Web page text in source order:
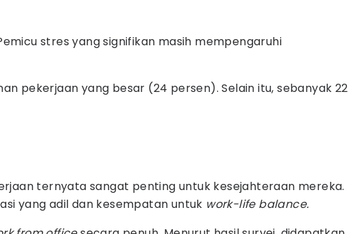
stres yang signifikan masih mempengaruhi
pekerjaan yang besar (24 persen). Selain itu, sebanyak 22
ternyata sangat penting untuk kesejahteraan mereka.
yang adil dan kesempatan untuk work-life balance.